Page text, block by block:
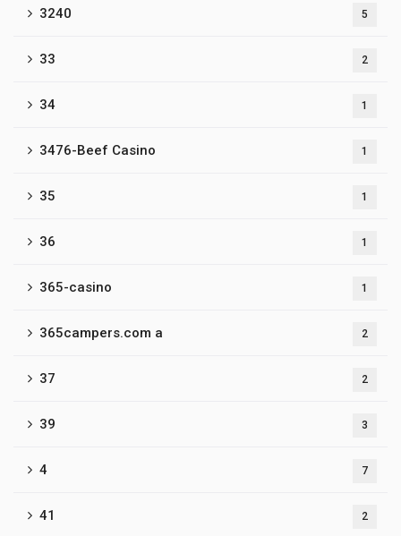
3240 5
33 2
34 1
3476-Beef Casino 1
35 1
36 1
365-casino 1
365campers.com a 2
37 2
39 3
4 7
41 2